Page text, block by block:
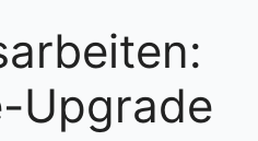
Upgrade